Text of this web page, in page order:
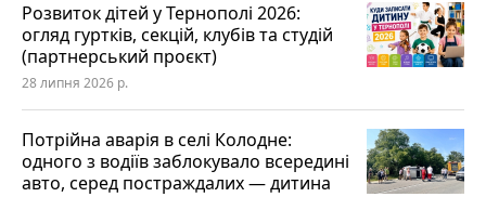
Розвиток дітей у Тернополі 2026:
огляд гуртків, секцій, клубів та студій
(партнерський проєкт)
28 липня 2026 р.
Потрійна аварія в селі Колодне:
одного з водіїв заблокувало всередині
авто, серед постраждалих — дитина